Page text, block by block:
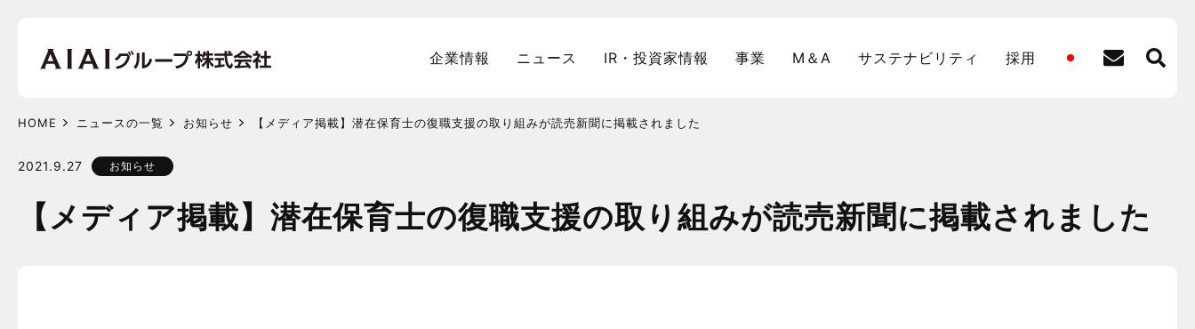
企業情報 ニュース IR・投資家情報 事業 M＆A サステナビリティ 採用
HOME ニュースの一覧 お知らせ 【メディア掲載】潜在保育士の復職支援の取り組みが読売新聞に掲載されました
2021.9.27 お知らせ
【メディア掲載】潜在保育士の復職支援の取り組みが読売新聞に掲載されました